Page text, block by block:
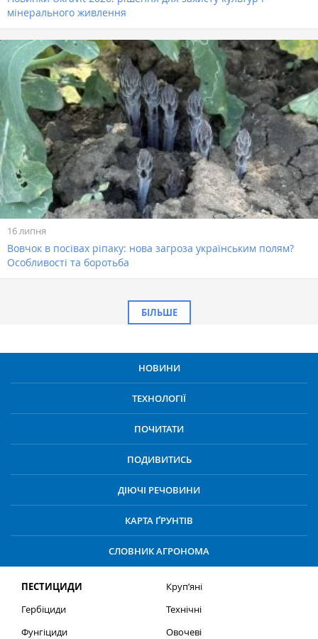
мінерального живлення
16 липня
Вовчок в посівах ріпаку: нова загроза українським полям?
Особливості та боротьба
БІЛЬШЕ
НОВИНИ
ТЕХНОЛОГІЇ
ПОЧИТАТИ
ПОДИВИТИСЬ
ДІЮЧІ РЕЧОВИНИ
КАРТА ҐРУНТІВ
СЛОВНИК АГРОНОМА
ПЕСТИЦИДИ
Гербіциди
Фунгіциди
Круп’яні
Технічні
Овочеві